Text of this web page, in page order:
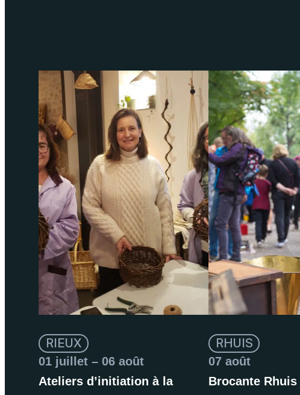
Ateliers d’initiation à la
RIEUX
01 juillet – 06 août
Brocante Rhuis
RHUIS
07 août